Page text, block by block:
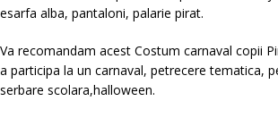
esarfa alba, pantaloni, palarie pirat.
Va recomandam acest Costum carnaval copii
a participa la un carnaval, petrecere tematica,
serbare scolara,halloween.